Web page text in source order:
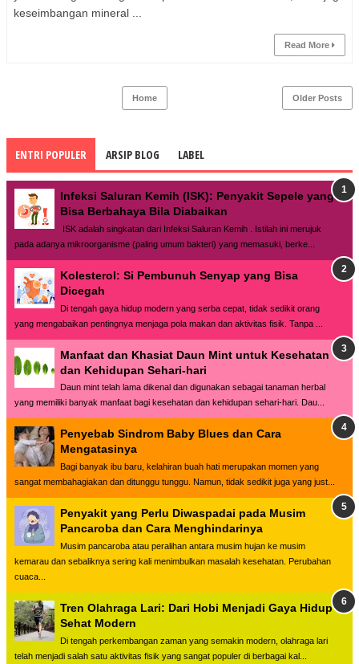
keseimbangan mineral ...
Read More
Older Posts
Home
ENTRI POPULER ARSIP BLOG LABEL
Infeksi Saluran Kemih (ISK): Penyakit Sepele yang
Bisa Berbahaya Bila Diabaikan
ISK adalah singkatan dari Infeksi Saluran Kemih . Istilah ini merujuk
pada adanya mikroorganisme (paling umum bakteri) yang memasuki, berke...
Kolesterol: Si Pembunuh Senyap yang Bisa
Dicegah
Di tengah gaya hidup modern yang serba cepat, tidak sedikit orang
yang mengabaikan pentingnya menjaga pola makan dan aktivitas fisik. Tanpa ...
Manfaat dan Khasiat Daun Mint untuk Kesehatan
dan Kehidupan Sehari-hari
Daun mint telah lama dikenal dan digunakan sebagai tanaman herbal
yang memiliki banyak manfaat bagi kesehatan dan kehidupan sehari-hari. Dau...
Penyebab Sindrom Baby Blues dan Cara
Mengatasinya
Bagi banyak ibu baru, kelahiran buah hati merupakan momen yang
sangat membahagiakan dan ditunggu tunggu. Namun, tidak sedikit juga yang just...
Penyakit yang Perlu Diwaspadai pada Musim
Pancaroba dan Cara Menghindarinya
Musim pancaroba atau peralihan antara musim hujan ke musim
kemarau dan sebaliknya sering kali menimbulkan masalah kesehatan. Perubahan
cuaca...
Tren Olahraga Lari: Dari Hobi Menjadi Gaya Hidup
Sehat Modern
Di tengah perkembangan zaman yang semakin modern, olahraga lari
telah menjadi salah satu aktivitas fisik yang sangat populer di berbagai kal...